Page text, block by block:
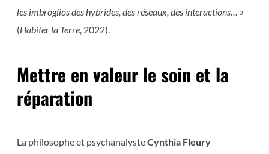
les imbroglios des hybrides, des réseaux, des interactions… »
(Habiter la Terre, 2022).
Mettre en valeur le soin et la
réparation
La philosophe et psychanalysteCynthia Fleury